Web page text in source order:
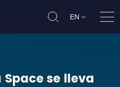
EN
se lleva un
Spacese lleva